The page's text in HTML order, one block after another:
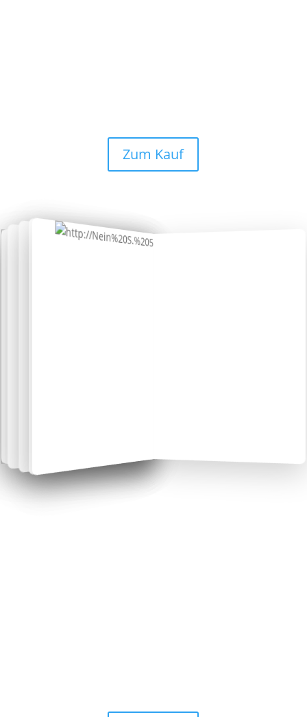
Zum Kauf